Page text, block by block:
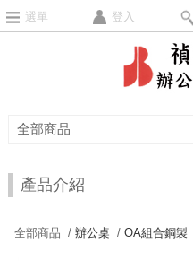
選單 登入
全部商品
產品介紹
全部商品 /辦公桌 /OA組合鋼製